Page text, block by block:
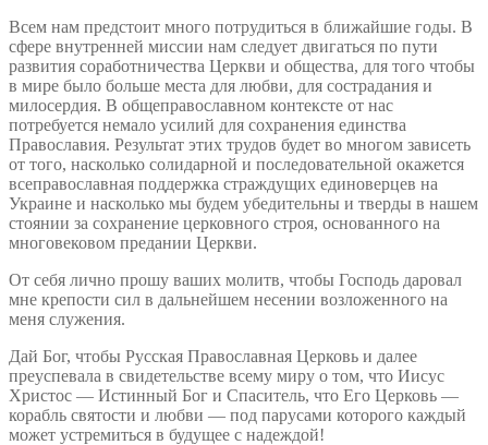
Всем нам предстоит много потрудиться в ближайшие годы. В
сфере внутренней миссии нам следует двигаться по пути
развития соработничества Церкви и общества, для того чтобы
в мире было больше места для любви, для сострадания и
милосердия. В общеправославном контексте от нас
потребуется немало усилий для сохранения единства
Православия. Результат этих трудов будет во многом зависеть
от того, насколько солидарной и последовательной окажется
всеправославная поддержка страждущих единоверцев на
Украине и насколько мы будем убедительны и тверды в нашем
стоянии за сохранение церковного строя, основанного на
многовековом предании Церкви.
От себя лично прошу ваших молитв, чтобы Господь даровал
мне крепости сил в дальнейшем несении возложенного на
меня служения.
Дай Бог, чтобы Русская Православная Церковь и далее
преуспевала в свидетельстве всему миру о том, что Иисус
Христос — Истинный Бог и Спаситель, что Его Церковь —
корабль святости и любви — под парусами которого каждый
может устремиться в будущее с надеждой!